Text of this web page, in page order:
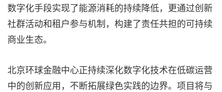
数字化手段实现了能源消耗的持续降低，更通过创新
社群活动和租户参与机制，构建了责任共担的可持续
商业生态。
北京环球金融中心正持续深化数字化技术在低碳运营
中的创新应用，不断拓展绿色实践的边界。项目将与